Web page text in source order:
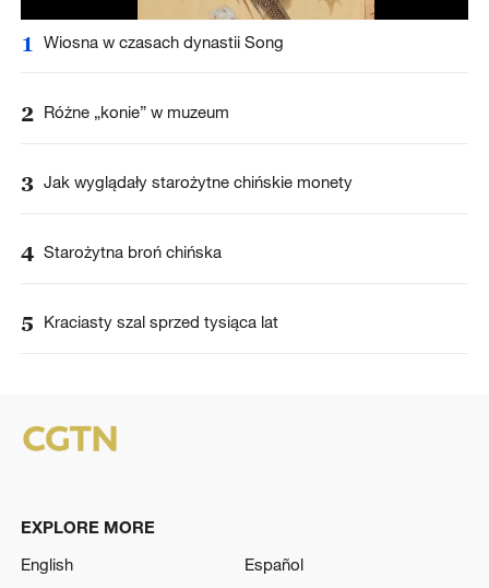
1 Wiosna w czasach dynastii Song
2 Różne „konie” w muzeum
3 Jak wyglądały starożytne chińskie monety
4 Starożytna broń chińska
5 Kraciasty szal sprzed tysiąca lat
EXPLORE MORE
English
Español